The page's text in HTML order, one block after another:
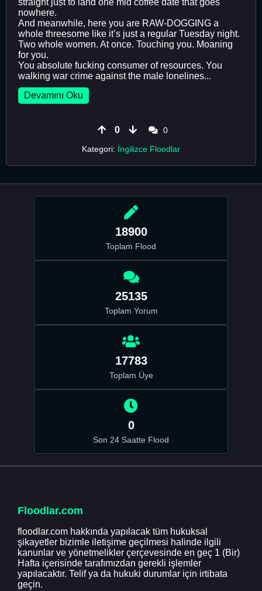
nowhere.
And meanwhile, here you are RAW-DOGGING a
whole threesome like it’s just a regular Tuesday night.
Two whole women. At once. Touching you. Moaning
for you.
You absolute fucking consumer of resources. You
walking war crime against the male lonelines...
Devamını Oku
0
0
Kategori: İngilizce Floodlar
18900
Toplam Flood
25135
Toplam Yorum
17783
Toplam Üye
0
Son 24 Saatte Flood
Floodlar.com
floodlar.com hakkında yapılacak tüm hukuksal
şikayetler bizimle iletişime geçilmesi halinde ilgili
kanunlar ve yönetmelikler çerçevesinde en geç 1 (Bir)
Hafta içerisinde tarafımızdan gerekli işlemler
yapılacaktır. Telif ya da hukuki durumlar için irtibata
geçin.